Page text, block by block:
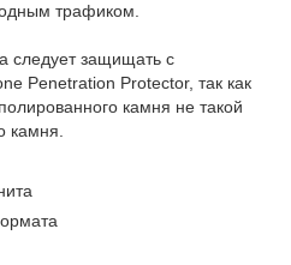
трафиком.
следует защищать с
Penetration Protector, так как
камня не такой
камня.